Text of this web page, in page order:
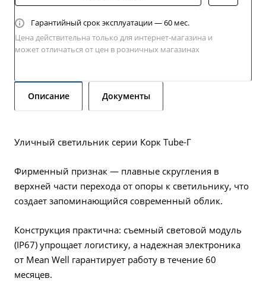
Гарантийный срок эксплуатации — 60 мес.
Цена действительна только для интернет-магазина и
может отличаться от цен в розничных магазинах
Описание Документы
Уличный светильник серии Корк Tube-Г
Фирменный признак — плавные скругления в
верхней части перехода от опоры к светильнику, что
создает запоминающийся современный облик.
Конструкция практична: съемный световой модуль
(IP67) упрощает логистику, а надежная электроника
от Mean Well гарантирует работу в течение 60
месяцев.